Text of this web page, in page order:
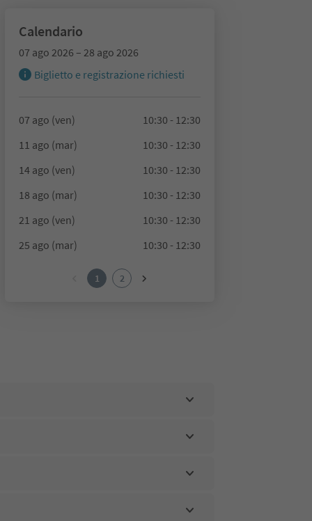
Calendario
07 ago 2026 – 28 ago 2026
Biglietto e registrazione richiesti
07 ago (ven)
10:30 - 12:30
11 ago (mar)
10:30 - 12:30
14 ago (ven)
10:30 - 12:30
18 ago (mar)
10:30 - 12:30
21 ago (ven)
10:30 - 12:30
25 ago (mar)
10:30 - 12:30
1 2